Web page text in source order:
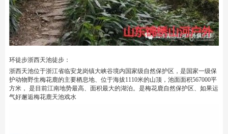
环徒步浙西天池徒步：
浙西天池位于浙江省临安龙岗镇大峡谷境内国家级自然保护区，是国家一级保
护动物野生梅花鹿的主要栖息地、位于海拔1110米的山顶，池面面积567000平
方米， 是目前江南地势最高、面积最大的湖泊。是梅花鹿自然保护区、如果运
气好邂逅梅花鹿天池戏水